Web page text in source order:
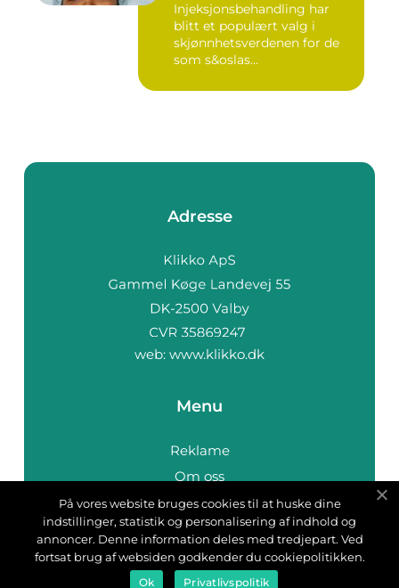
Injeksjonsbehandling har
blitt et populært valg i
skjønnhetsverdenen for de
som s&oslas...
Adresse
web: www.klikko.dk
Menu
Reklame
Om oss
Cookies
Kontakt Oss
Sitemap
På vores website bruges cookies til at huske dine
indstillinger, statistik og personalisering af indhold og
annoncer. Denne information deles med tredjepart. Ved
fortsat brug af websiden godkender du cookiepolitikken.
Ok Privatlivspolitik